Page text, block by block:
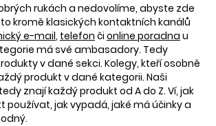
rukách a nedovolíme, abyste zde
kromě klasických kontaktních kanálů
e-mail, telefon či online poradna u
má své ambasadory. Tedy
v dané sekci. Kolegy, kteří osobně
produkt v dané kategorii. Naši
znají každý produkt od A do Z. Ví, jak
používat, jak vypadá, jaké má účinky a